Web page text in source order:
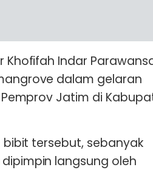
Khofifah Indar
dalam gelaran
Jatim di
tersebut, sebanyak
langsung oleh